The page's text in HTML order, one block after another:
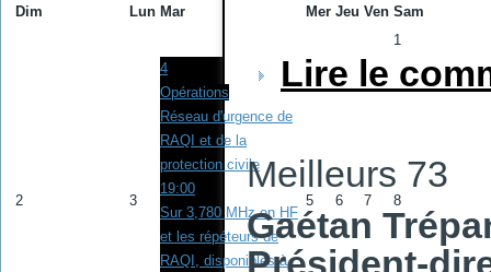
Dim
Lun Mar Mer Jeu Ven Sam
1
2 3
4
Opérations
Réseau d'urgence de
RAQI et de la
protection civile
19:00
Sur 3,780 MHz en HF
et les répéteurs de
RAQI, disponibles à
5 6 7 8
Lire le
Meilleurs 73
Gaétan
Président-